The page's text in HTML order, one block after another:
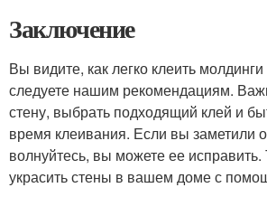
Заключение
Вы видите, как легко клеить
следуете нашим рекомендациям.
стену, выбрать подходящий клей и
время клеивания. Если вы заметили
волнуйтесь, вы можете ее
украсить стены в вашем доме с